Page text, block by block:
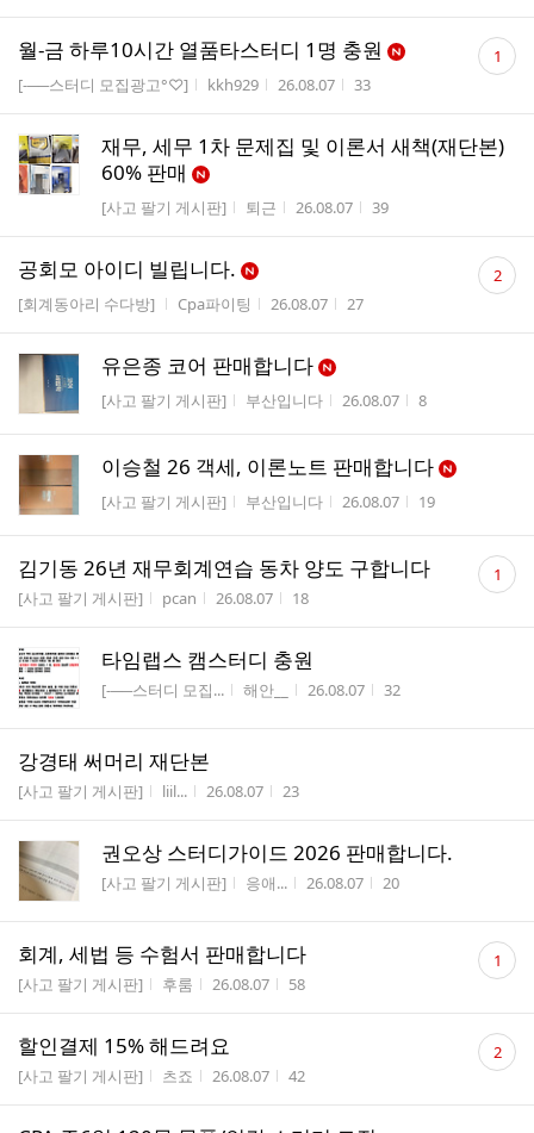
월-금 하루10시간 열품타스터디 1명 충원
게시판명
[-──스터디 모집광고°♡] 작성자
kkh929 작성시간
26.08.07 조회수
33
댓
글 1
재무, 세무 1차 문제집 및 이론서 새책(재단본)
60% 판매
게시판명
[사고 팔기 게시판] 작성자
퇴근 작성시간
26.08.07 조회수
39
공회모 아이디 빌립니다.
게시판명
[회계동아리 수다방] 작성자
Cpa파이팅 작성시간
26.08.07 조회수
27
댓
글 2
유은종 코어 판매합니다
게시판명
[사고 팔기 게시판] 작성자
부산입니다 작성시간
26.08.07 조회수
8
이승철 26 객세, 이론노트 판매합니다
게시판명
[사고 팔기 게시판] 작성자
부산입니다 작성시간
26.08.07 조회수
19
김기동 26년 재무회계연습 동차 양도 구합니다
게시판명
[사고 팔기 게시판] 작성자
pcan 작성시간
26.08.07 조회수
18
댓
글 1
타임랩스 캠스터디 충원
게시판명
[-──스터디 모집... 작성자
해안__ 작성시간
26.08.07 조회수
32
강경태 써머리 재단본
게시판명
[사고 팔기 게시판] 작성자
liil... 작성시간
26.08.07 조회수
23
권오상 스터디가이드 2026 판매합니다.
게시판명
[사고 팔기 게시판] 작성자
응애... 작성시간
26.08.07 조회수
20
회계, 세법 등 수험서 판매합니다
게시판명
[사고 팔기 게시판] 작성자
후룸 작성시간
26.08.07 조회수
58
댓
글 1
할인결제 15% 해드려요
게시판명
[사고 팔기 게시판] 작성자
츠죠 작성시간
26.08.07 조회수
42
댓
글 2